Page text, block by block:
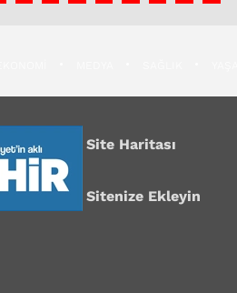
Site Haritası
Sitenize Ekleyin